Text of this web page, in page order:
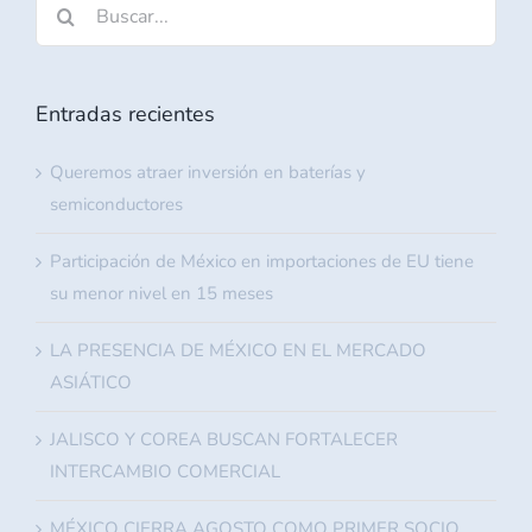
Entradas recientes
Queremos atraer inversión en baterías y
semiconductores
Participación de México en importaciones de EU tiene
su menor nivel en 15 meses
LA PRESENCIA DE MÉXICO EN EL MERCADO
ASIÁTICO
JALISCO Y COREA BUSCAN FORTALECER
INTERCAMBIO COMERCIAL